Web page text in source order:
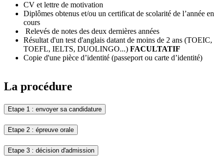
CV et lettre de motivation
Diplômes obtenus et/ou un certificat de scolarité de l’année en
cours
Relevés de notes des deux dernières années
Résultat d'un test d'anglais datant de moins de 2 ans (TOEIC,
TOEFL, IELTS, DUOLINGO...) FACULTATIF
Copie d'une pièce d’identité (passeport ou carte d’identité)
La procédure
Etape 1 : envoyer sa candidature
Etape 2 : épreuve orale
Etape 3 : décision d'admission